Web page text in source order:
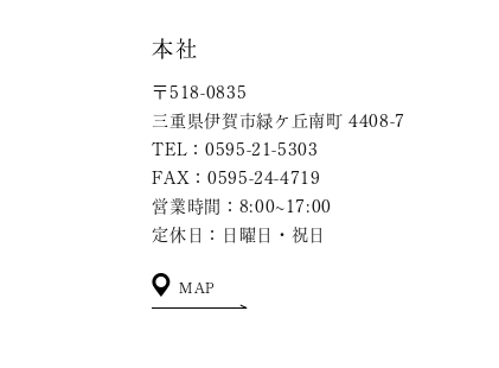
本社
〒518-0835
三重県伊賀市緑ケ丘南町 4408-7
TEL：0595-21-5303
FAX：0595-24-4719
営業時間：8:00~17:00
定休日：日曜日・祝日
MAP